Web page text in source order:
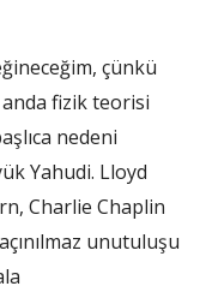
çünkü
fizik teorisi
nedeni
Yahudi. Lloyd
Charlie Chaplin
unutuluşu